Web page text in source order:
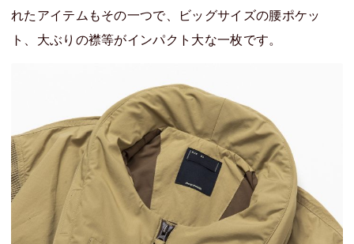
れたアイテムもその一つで、ビッグサイズの腰ポケッ
ト、大ぶりの襟等がインパクト大な一枚です。